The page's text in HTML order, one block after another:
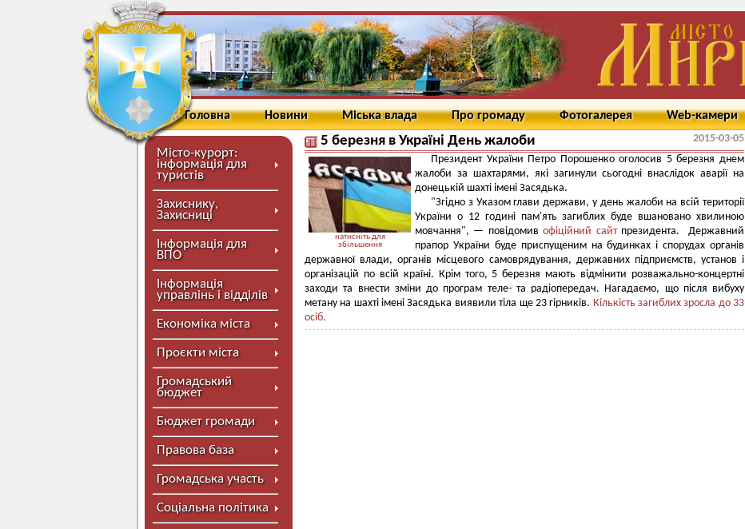
Головна Новини Міська влада Про громаду Фотогалерея Web-камери
Місто-курорт:
інформація для
туристів
Захиснику,
Захисниці
Інформація для
ВПО
Інформація
управлінь і відділів
Економіка міста
Проєкти міста
Громадський
бюджет
Бюджет громади
Правова база
Громадська участь
Соціальна політика
5 березня в Україні День жалоби 2015-03-05
натисніть для
збільшення
Президент України Петро Порошенко оголосив 5 березня днем
жалоби за шахтарями, які загинули сьогодні внаслідок аварії на
донецькій шахті імені Засядька.
"Згідно з Указом глави держави, у день жалоби на всій території
України о 12 годині пам'ять загиблих буде вшановано хвилиною
мовчання", — повідомивофіційний сайтпрезидента. Державний
прапор України буде приспущеним на будинках і спорудах органів
державної влади, органів місцевого самоврядування, державних підприємств, установ і
організацій по всій країні. Крім того, 5 березня мають відмінити розважально-концертні
заходи та внести зміни до програм теле- та радіопередач. Нагадаємо, що після вибуху
метану на шахті імені Засядька виявили тіла ще 23 гірників. Кількість загиблих зросла до 33
осіб.